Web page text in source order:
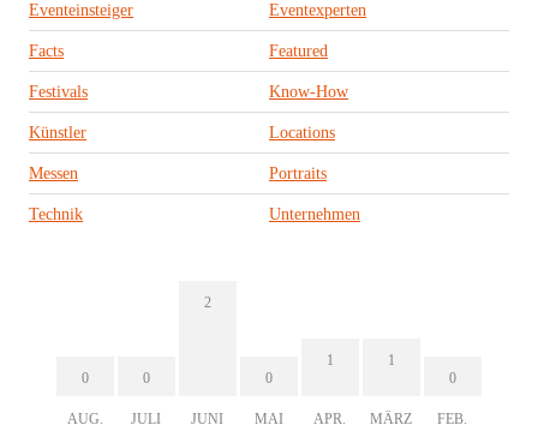
Eventeinsteiger Eventexperten
Facts Featured
Festivals Know-How
Künstler Locations
Messen Portraits
Technik Unternehmen
0
AUG.
0
JULI
2
JUNI
0
MAI
1
APR.
1
MÄRZ
0
FEB.